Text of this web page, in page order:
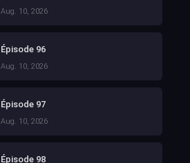
Aug. 10, 2026
Épisode 96
Aug. 10, 2026
Épisode 97
Aug. 10, 2026
Épisode 98